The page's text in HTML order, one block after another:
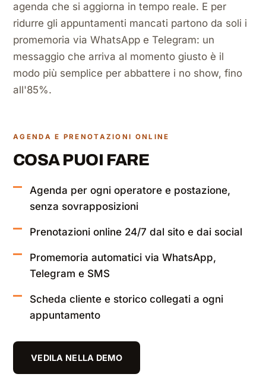
agenda che si aggiorna in tempo reale. E per
ridurre gli appuntamenti mancati partono da soli i
promemoria via WhatsApp e Telegram: un
messaggio che arriva al momento giusto è il
modo più semplice per abbattere i no show, fino
all'85%.
AGENDA E PRENOTAZIONI ONLINE
COSA PUOI FARE
Agenda per ogni operatore e postazione,
senza sovrapposizioni
Prenotazioni online 24/7 dal sito e dai social
Promemoria automatici via WhatsApp,
Telegram e SMS
Scheda cliente e storico collegati a ogni
appuntamento
VEDILA NELLA DEMO